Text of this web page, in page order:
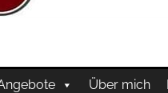
Über mich